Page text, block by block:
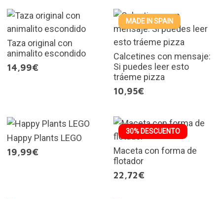
Taza original con
animalito escondido
14,99€
MADE IN SPAIN
Calcetines con mensaje:
Si puedes leer esto
tráeme pizza
10,95€
Happy Plants LEGO
19,99€
30% DESCUENTO
Maceta con forma de
flotador
22,72€